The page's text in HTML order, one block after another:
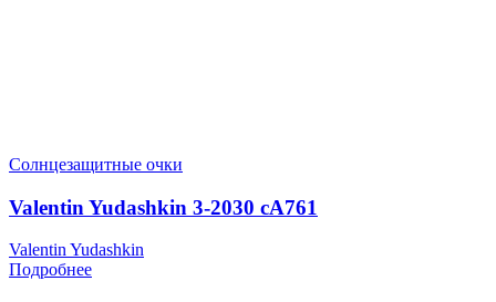
Солнцезащитные очки
Valentin Yudashkin 3-2030 cA761
Valentin Yudashkin
Подробнее